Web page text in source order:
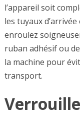
l’appareil soit
les tuyaux d’arrivée
enroulez
ruban adhésif ou
la machine pour
transport.